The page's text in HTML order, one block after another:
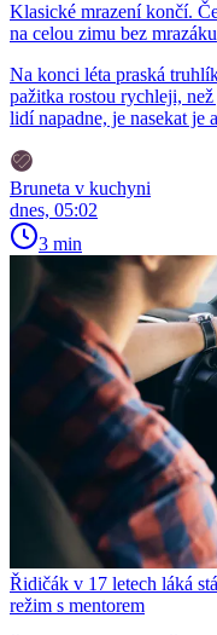
Klasické mrazení končí.
na celou zimu bez mrazáku
Na konci léta praská
pažitka rostou rychleji,
lidí napadne, je nasekat je
Bruneta v kuchyni
dnes, 05:02
3 min
Řidičák v 17 letech láká
režim s mentorem